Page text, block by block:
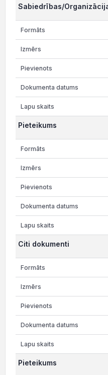
Sabiedrības/
Pieteikums
Citi dokumenti
Pieteikums